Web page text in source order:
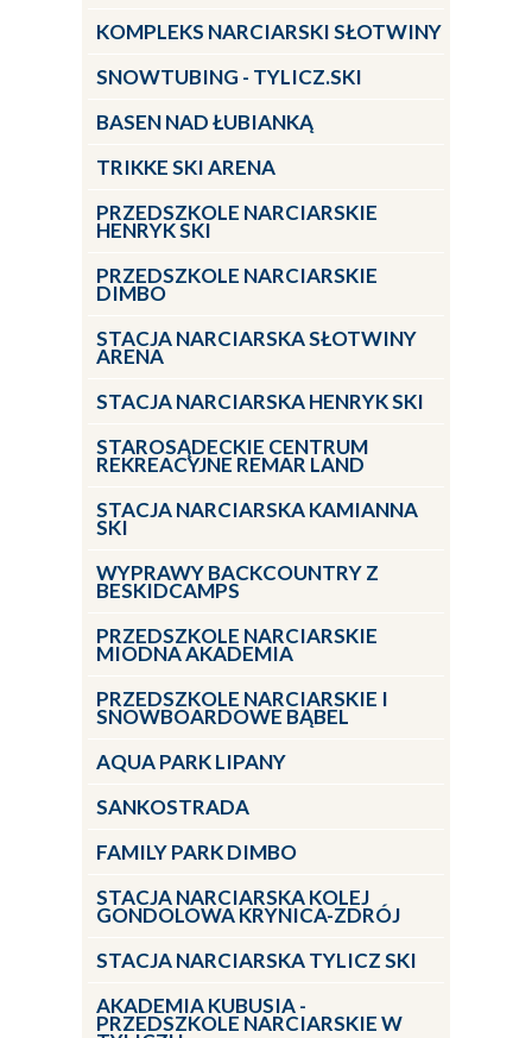
KOMPLEKS NARCIARSKI SŁOTWINY
SNOWTUBING - TYLICZ.SKI
BASEN NAD ŁUBIANKĄ
TRIKKE SKI ARENA
PRZEDSZKOLE NARCIARSKIE
HENRYK SKI
PRZEDSZKOLE NARCIARSKIE
DIMBO
STACJA NARCIARSKA SŁOTWINY
ARENA
STACJA NARCIARSKA HENRYK SKI
STAROSĄDECKIE CENTRUM
REKREACYJNE REMAR LAND
STACJA NARCIARSKA KAMIANNA
SKI
WYPRAWY BACKCOUNTRY Z
BESKIDCAMPS
PRZEDSZKOLE NARCIARSKIE
MIODNA AKADEMIA
PRZEDSZKOLE NARCIARSKIE I
SNOWBOARDOWE BĄBEL
AQUA PARK LIPANY
SANKOSTRADA
FAMILY PARK DIMBO
STACJA NARCIARSKA KOLEJ
GONDOLOWA KRYNICA-ZDRÓJ
STACJA NARCIARSKA TYLICZ SKI
AKADEMIA KUBUSIA -
PRZEDSZKOLE NARCIARSKIE W